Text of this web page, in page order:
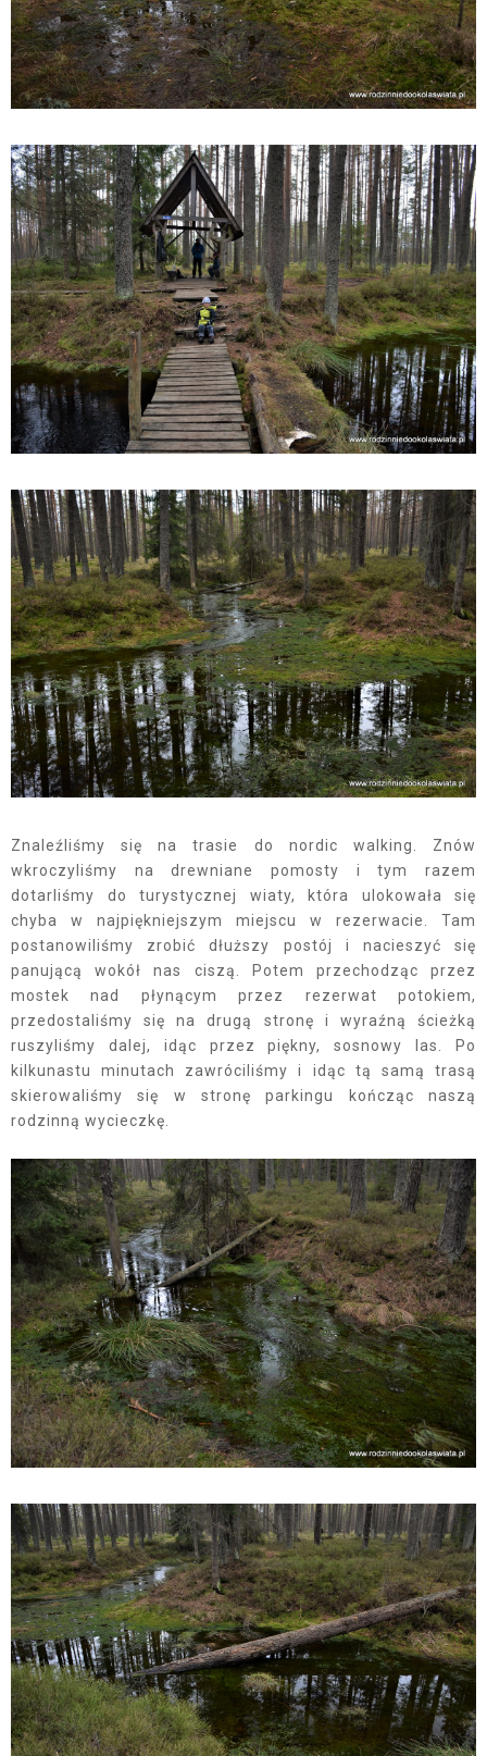
Znaleźliśmy się na trasie do nordic walking. Znów
wkroczyliśmy na drewniane pomosty i tym razem
dotarliśmy do turystycznej wiaty, która ulokowała się
chyba w najpiękniejszym miejscu w rezerwacie. Tam
postanowiliśmy zrobić dłuższy postój i nacieszyć się
panującą wokół nas ciszą. Potem przechodząc przez
mostek nad płynącym przez rezerwat potokiem,
przedostaliśmy się na drugą stronę i wyraźną ścieżką
ruszyliśmy dalej, idąc przez piękny, sosnowy las. Po
kilkunastu minutach zawróciliśmy i idąc tą samą trasą
skierowaliśmy się w stronę parkingu kończąc naszą
rodzinną wycieczkę.